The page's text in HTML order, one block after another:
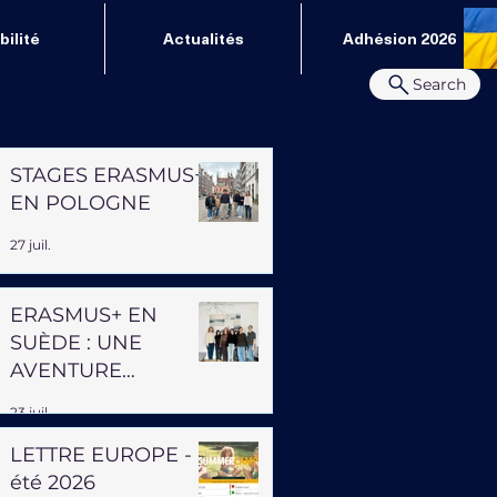
Search
Actualités Adhésion 2026
STAGES ERASMUS+
EN POLOGNE
27 juil.
ERASMUS+ EN
SUÈDE : UNE
AVENTURE
ET HUMAINE
23 juil.
LETTRE EUROPE -
été 2026